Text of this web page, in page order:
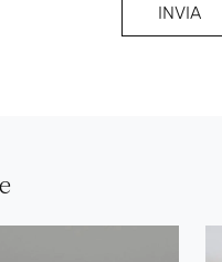
INVIA